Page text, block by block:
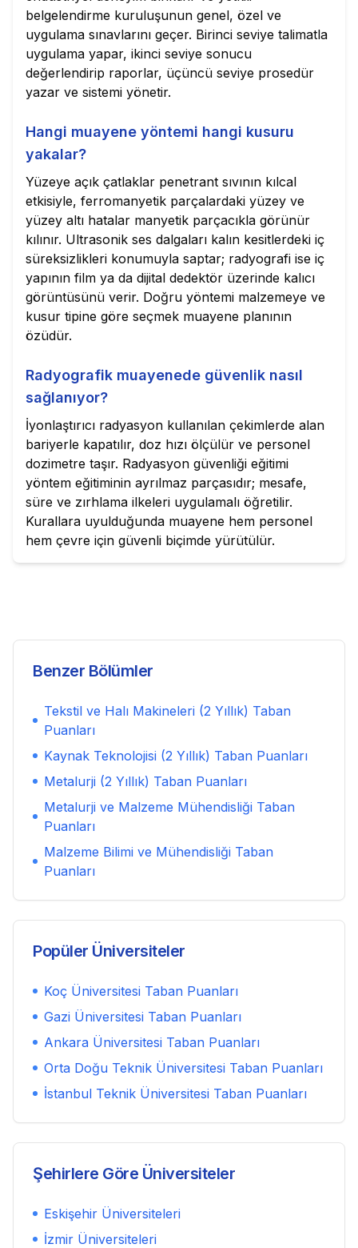
belgelendirme kuruluşunun genel, özel ve
uygulama sınavlarını geçer. Birinci seviye talimatla
uygulama yapar, ikinci seviye sonucu
değerlendirip raporlar, üçüncü seviye prosedür
yazar ve sistemi yönetir.
Hangi muayene yöntemi hangi kusuru
yakalar?
Yüzeye açık çatlaklar penetrant sıvının kılcal
etkisiyle, ferromanyetik parçalardaki yüzey ve
yüzey altı hatalar manyetik parçacıkla görünür
kılınır. Ultrasonik ses dalgaları kalın kesitlerdeki iç
süreksizlikleri konumuyla saptar; radyografi ise iç
yapının film ya da dijital dedektör üzerinde kalıcı
görüntüsünü verir. Doğru yöntemi malzemeye ve
kusur tipine göre seçmek muayene planının
özüdür.
Radyografik muayenede güvenlik nasıl
sağlanıyor?
İyonlaştırıcı radyasyon kullanılan çekimlerde alan
bariyerle kapatılır, doz hızı ölçülür ve personel
dozimetre taşır. Radyasyon güvenliği eğitimi
yöntem eğitiminin ayrılmaz parçasıdır; mesafe,
süre ve zırhlama ilkeleri uygulamalı öğretilir.
Kurallara uyulduğunda muayene hem personel
hem çevre için güvenli biçimde yürütülür.
Benzer Bölümler
Tekstil ve Halı Makineleri (2 Yıllık) Taban
Puanları
Kaynak Teknolojisi (2 Yıllık) Taban Puanları
Metalurji (2 Yıllık) Taban Puanları
Metalurji ve Malzeme MühendisliğiTaban
Puanları
Malzeme Bilimi ve MühendisliğiTaban
Puanları
Popüler Üniversiteler
Koç Üniversitesi Taban Puanları
Gazi Üniversitesi Taban Puanları
Ankara Üniversitesi Taban Puanları
Orta Doğu Teknik Üniversitesi Taban Puanları
İstanbul Teknik Üniversitesi Taban Puanları
Şehirlere Göre Üniversiteler
Eskişehir Üniversiteleri
İzmir Üniversiteleri